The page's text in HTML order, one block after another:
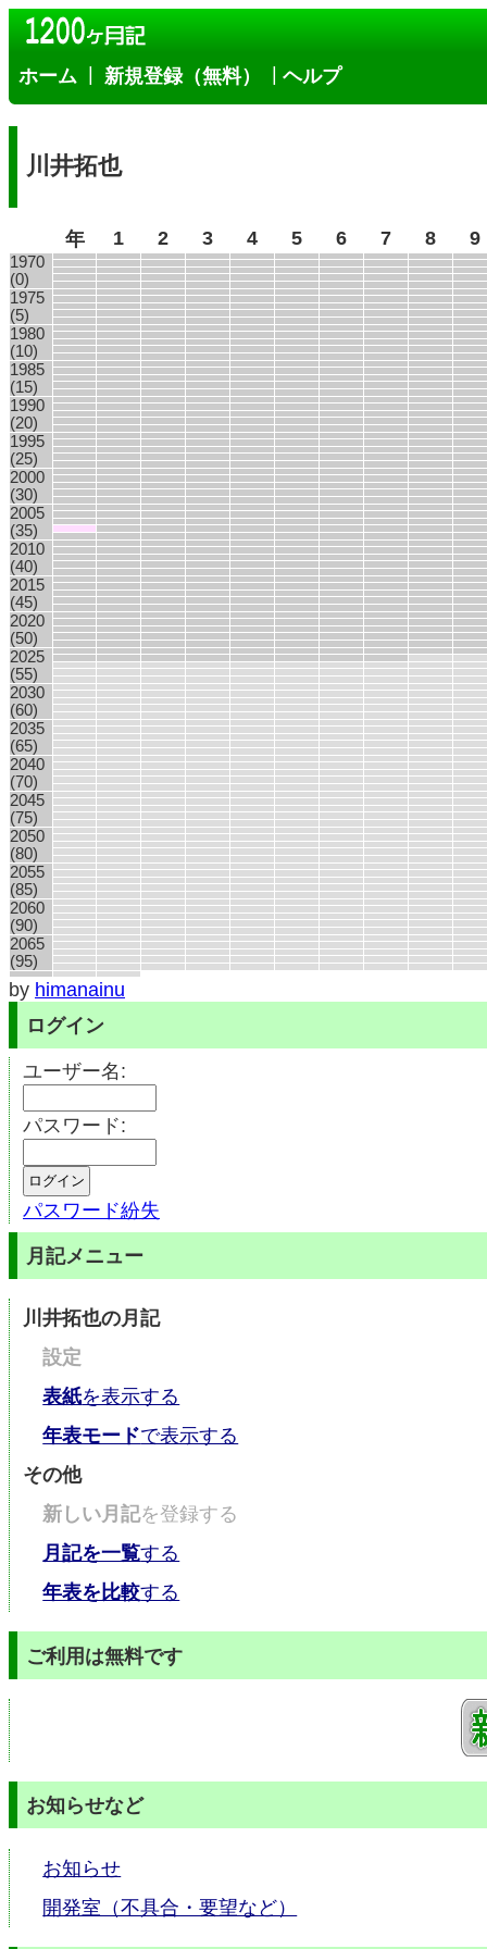
ホーム | 新規登録（無料） |ヘルプ
川井拓也
年 1 2 3 4 5 6 7 8 9
1970
(0)
1975
(5)
1980
(10)
1985
(15)
1990
(20)
1995
(25)
2000
(30)
2005
(35)
2010
(40)
2015
(45)
2020
(50)
2025
(55)
2030
(60)
2035
(65)
2040
(70)
2045
(75)
2050
(80)
2055
(85)
2060
(90)
2065
(95)
by himanainu
ログイン
ユーザー名:
パスワード:
パスワード紛失
月記メニュー
川井拓也の月記
設定
表紙を表示する
年表モードで表示する
その他
新しい月記を登録する
月記を一覧する
年表を比較する
ご利用は無料です
お知らせなど
お知らせ
開発室（不具合・要望など）